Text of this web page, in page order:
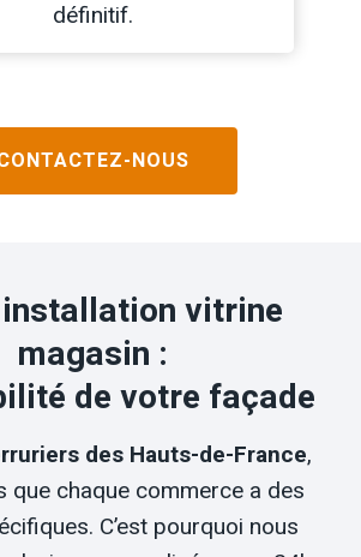
définitif.
NOUS
vitrine
magasin :
de votre façade
des Hauts-de-France,
que chaque commerce a des
C’est pourquoi nous